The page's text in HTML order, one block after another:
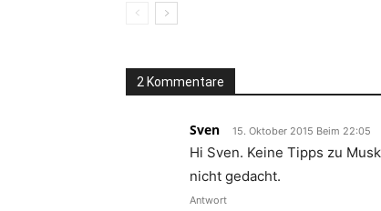
2 Kommentare
Sven 15. Oktober 2015 Beim 22:05
Hi Sven. Keine Tipps zu
nicht gedacht.
Antwort